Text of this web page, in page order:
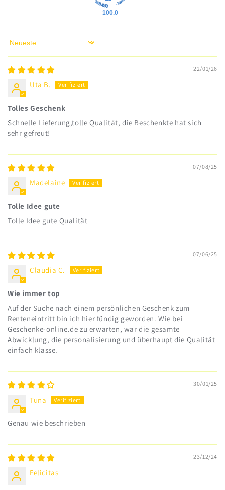
100.0
Sort by
22/01/26
Uta B.
Tolles Geschenk
Schnelle Lieferung,tolle Qualität, die Beschenkte hat sich
sehr gefreut!
07/08/25
Madelaine
Tolle Idee gute
Tolle Idee gute Qualität
07/06/25
Claudia C.
Wie immer top
Auf der Suche nach einem persönlichen Geschenk zum
Renteneintritt bin ich hier fündig geworden. Wie bei
Geschenke-online.de zu erwarten, war die gesamte
Abwicklung, die personalisierung und überhaupt die Qualität
einfach klasse.
30/01/25
Tuna
Genau wie beschrieben
23/12/24
Felicitas